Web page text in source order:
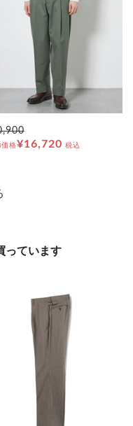
格¥16,720 税込
っています